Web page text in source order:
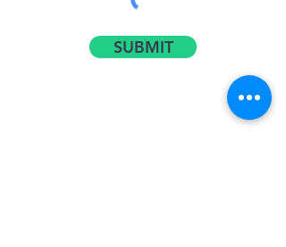
SUBMIT